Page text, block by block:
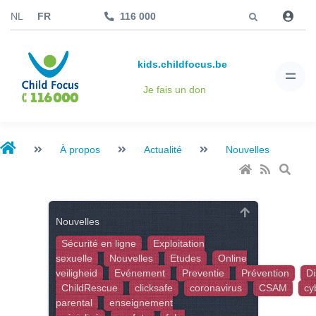
NL FR 116 000
kids.childfocus.be
Je fais un don
À propos Actualité Nouvelles
Nouvelles
Sécurité en ligne
Exploitation
sexuelle
Nouvelles Etudes
Online
veiligheid
Evénement Preventie Prévention
ChildRescue
clicksafe coronavirus CSAM
parental
enseignement